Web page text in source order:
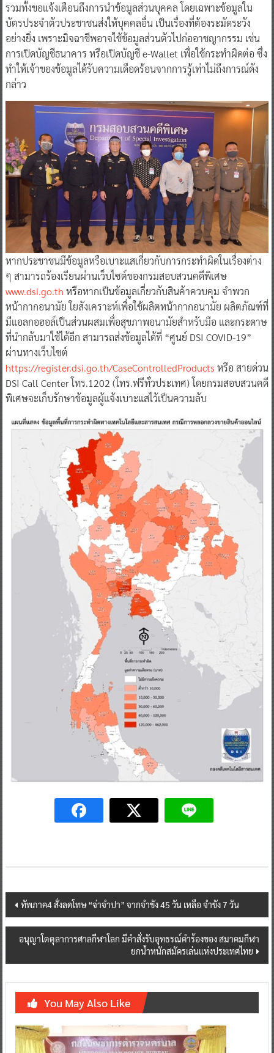
รวมทั้งขอแจ้งเตือนถึงการนำข้อมูลส่วนบุคคล โดยเฉพาะข้อมูลใน
บัตรประจำตัวประชาชนส่งให้บุคคลอื่น เป็นเรื่องที่ต้องระมัดระวัง
อย่างยิ่ง เพราะมิจฉาชีพอาจใช้ข้อมูลส่วนตัวไปก่ออาชญากรรม เช่น
การเปิดบัญชีธนาคาร หรือเปิดบัญชี e-Wallet เพื่อใช้กระทำผิดต่อ ซึ่ง
ทำให้เจ้าของข้อมูลได้รับความเดือดร้อนจากการรู้เท่าไม่ถึงการณ์ดัง
กล่าว
หากประชาชนมีข้อมูลหรือเบาะแสเกี่ยวกับการกระทำผิดในเรื่องต่าง
ๆ สามารถร้องเรียนผ่านเว็บไซต์ของกรมสอบสวนคดีพิเศษ
www.dsi.go.th หรือหากเป็นข้อมูลเกี่ยวกับสินค้าควบคุม จำพวก
หน้ากากอนามัย ใยสังเคราะห์เพื่อใช้ผลิตหน้ากากอนามัย ผลิตภัณฑ์ที่
มีแอลกอฮอล์เป็นส่วนผสมเพื่อสุขภาพอนามัยสำหรับมือ และกระดาษ
ที่นำกลับมาใช้ได้อีก สามารถส่งข้อมูลได้ที่ “ศูนย์ DSI COVID-19”
ผ่านทางเว็บไซต์
https://register.dsi.go.th/CaseControlledProducts หรือ สายด่วน
DSI Call Center โทร.1202 (โทร.ฟรีทั่วประเทศ) โดยกรมสอบสวนคดี
พิเศษจะเก็บรักษาข้อมูลผู้แจ้งเบาะแสไว้เป็นความลับ
Post
navigation
ทัพภาค4 สั่งลดโทษ “จ่าจำปา” จากจำขัง 45 วัน เหลือ จำขัง 7 วัน
อนุญาโตตุลาการศาลกีฬาโลก มีคำสั่งรับอุทธรณ์คำร้องของ สมาคมกีฬา
ยกน้ำหนักสมัครเล่นแห่งประเทศไทย
You May Also Like